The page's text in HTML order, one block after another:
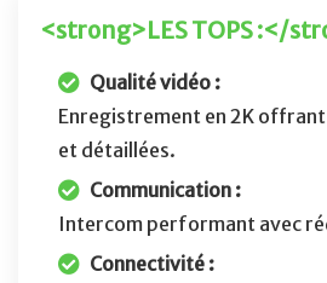
<strong>LES TOPS :</
Qualité vidéo :
Enregistrement en 2K
et détaillées.
Communication :
Intercom performant avec
Connectivité :